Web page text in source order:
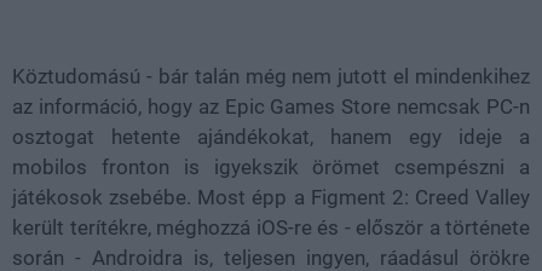
Köztudomású - bár talán még nem jutott el mindenkihez
az információ, hogy az Epic Games Store nemcsak PC-n
osztogat hetente ajándékokat, hanem egy ideje a
mobilos fronton is igyekszik örömet csempészni a
játékosok zsebébe. Most épp a Figment 2: Creed Valley
került terítékre, méghozzá iOS-re és - először a története
során - Androidra is, teljesen ingyen, ráadásul örökre